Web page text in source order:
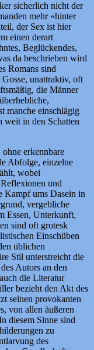
sicherlich nicht der
mehr «hinter
der Sex ist hier
einen derart
Beglückendes,
da beschrieben wird
Romans sind
unattraktiv, oft
die Männer
manche einschlägig
weit in den Schatten
erkennbare
Abfolge, einzelne
wobei
und
Kampf ums Dasein in
vergebliche
Essen, Unterkunft,
sind oft grotesk
Einschüben
üblichen
Stil unterstreicht die
Autors an den
die Literatur
bezieht den Akt des
seinen provokanten
von allen äußeren
diesem Sinne sind
zu
des